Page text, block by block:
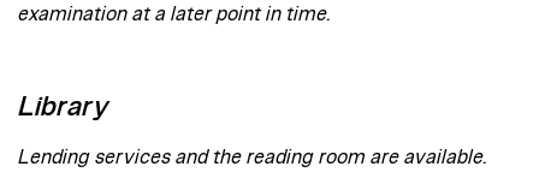
examination at a later point in time.
Library
Lending services and the reading room are available.